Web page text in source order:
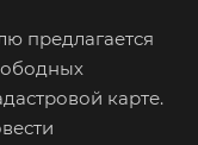
предлагается
карте.